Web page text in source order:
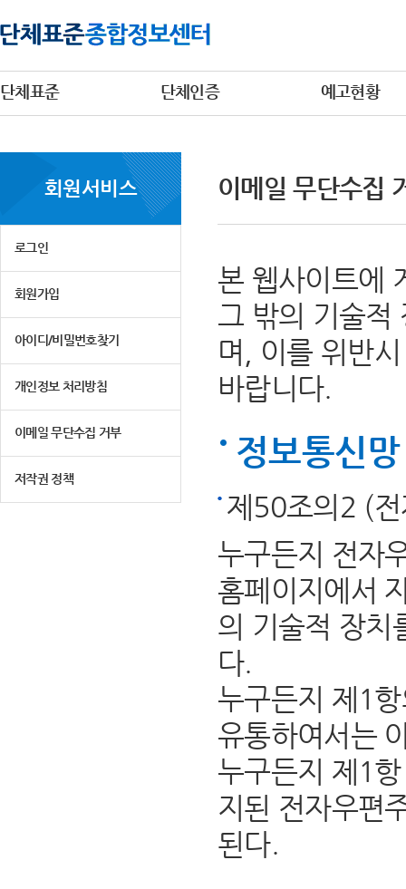
단체표준 단체인증 예고현황
회원서비스
로그인
회원가입
아이디/비밀번호찾기
개인정보 처리방침
이메일 무단수집 거부
저작권 정책
이메일 무단수집
본 웹사이트에
그 밖의 기술적
며, 이를 위반
바랍니다.
정보통신
제50조의2 (
누구든지 전자
홈페이지에서
의 기술적 장치
다.
누구든지 제1
유통하여서는
누구든지 제1
지된 전자우편
된다.